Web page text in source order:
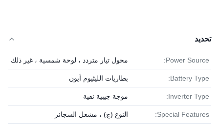
تحديد
Power Source: محول تيار متردد ، لوحة شمسية ، غير ذلك
Battery Type: بطاريات الليثيوم أيون
Inverter Type: موجة جيبية نقية
Special Features: النوع (ج) ، مشعل السجائر